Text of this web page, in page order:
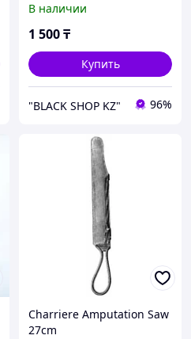
В наличии
1 500₸
Купить
"BLACK SHOP KZ" 96%
Charriere Amputation Saw
27cm